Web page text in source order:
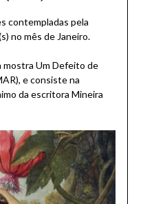
contempladas pela
no mês de Janeiro.
mostra Um Defeito de
e consiste na
da escritora Mineira